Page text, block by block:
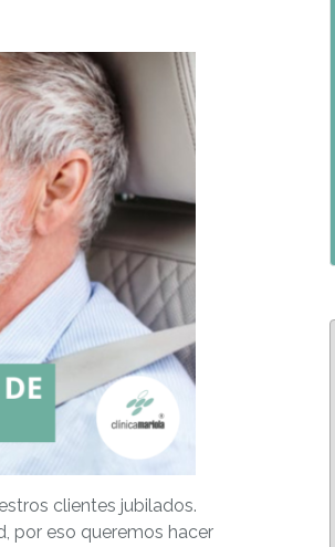
clientes jubilados.
por eso queremos hacer